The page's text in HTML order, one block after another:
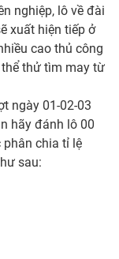
nghiệp, lô về đài
xuất hiện tiếp ở
cao thủ công
thử tìm may từ
ngày 01-02-03
hãy đánh lô 00
phân chia tỉ lệ
sau: